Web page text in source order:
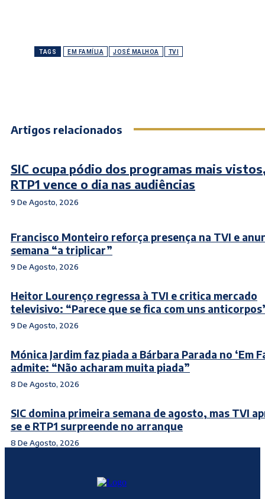
TAGS EM FAMÍLIA JOSÉ MALHOA TVI
Artigos relacionados
SIC ocupa pódio dos programas mais
RTP1 vence o dia nas audiências
9 De Agosto, 2026
Francisco Monteiro reforça presença na TVI e
semana “a triplicar”
9 De Agosto, 2026
Heitor Lourenço regressa à TVI e critica mercado
televisivo: “Parece que se fica com uns
9 De Agosto, 2026
Mónica Jardim faz piada a Bárbara Parada no ‘Em
admite: “Não acharam muita piada”
8 De Agosto, 2026
SIC domina primeira semana de agosto, mas TVI
se e RTP1 surpreende no arranque
8 De Agosto, 2026